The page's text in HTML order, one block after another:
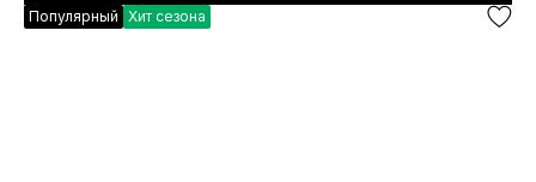
Популярный Хит сезона